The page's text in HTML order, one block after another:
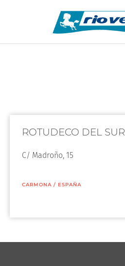
ROTUDECO DEL SUR
C/ Madroño, 15
CARMONA / ESPAÑA